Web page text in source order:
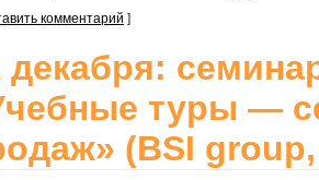
комментарий ]
декабря:
туры —
(BSI